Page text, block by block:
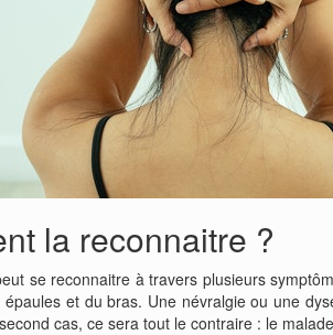
la reconnaitre ?
se reconnaitre à travers plusieurs
et du bras. Une névralgie ou une
cas, ce sera tout le contraire : le